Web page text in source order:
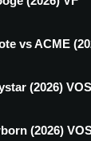
vs ACME
(2026)
(2026)